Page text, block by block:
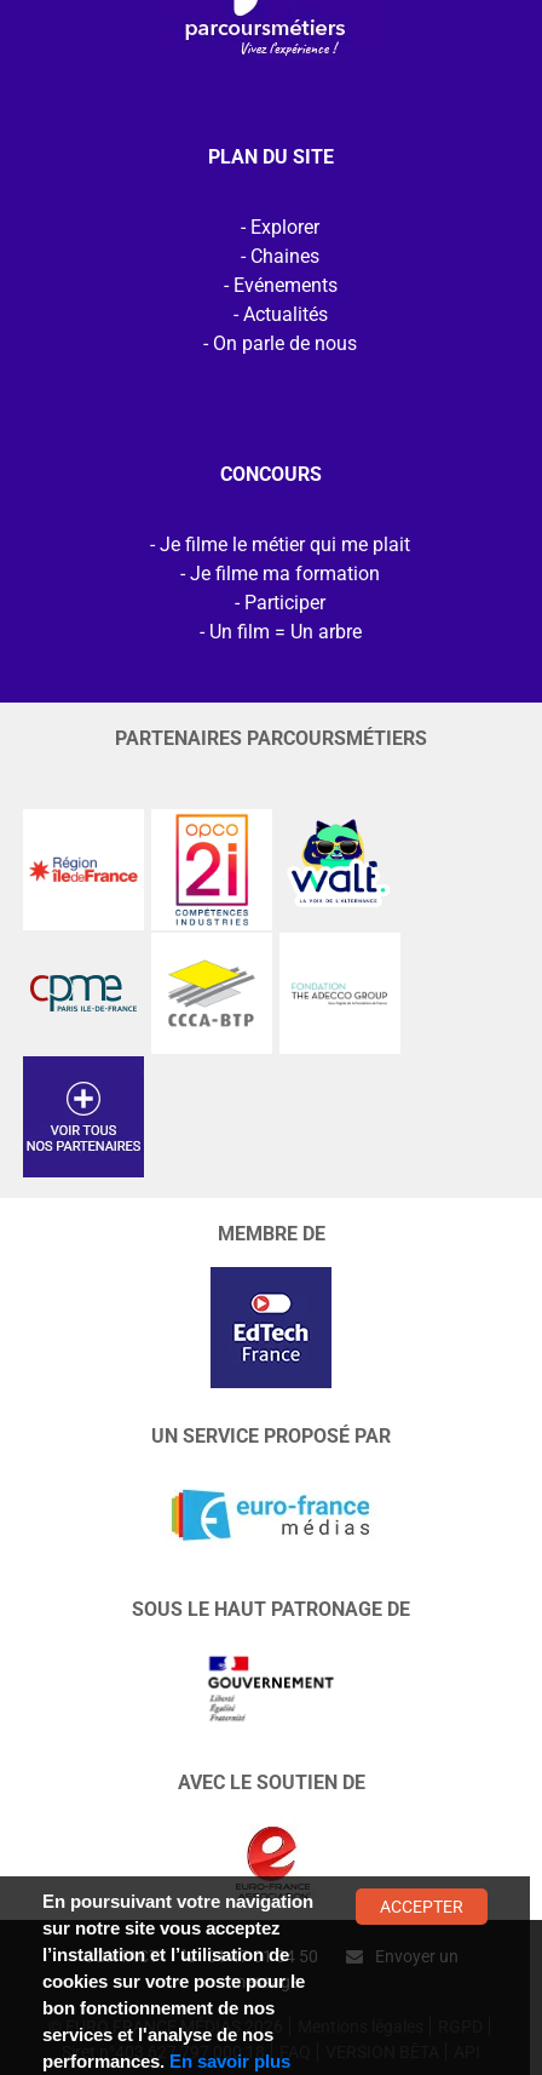
PLAN DU SITE
Explorer
Chaines
Evénements
Actualités
On parle de nous
CONCOURS
Je filme le métier qui me plait
Je filme ma formation
Participer
Un film = Un arbre
PARTENAIRES PARCOURSMÉTIERS
MEMBRE DE
UN SERVICE PROPOSÉ PAR
SOUS LE HAUT PATRONAGE DE
AVEC LE SOUTIEN DE
CONTACT : 01 47 01 34 50
Envoyer un
message
© EURO FRANCE MÉDIAS 2026
Siret n°403 627 797 000 18
En poursuivant votre navigation
sur notre site vous acceptez
l’installation et l’utilisation de
cookies sur votre poste pour le
bon fonctionnement de nos
services et l'analyse de nos
performances. En savoir plus
ACCEPTER